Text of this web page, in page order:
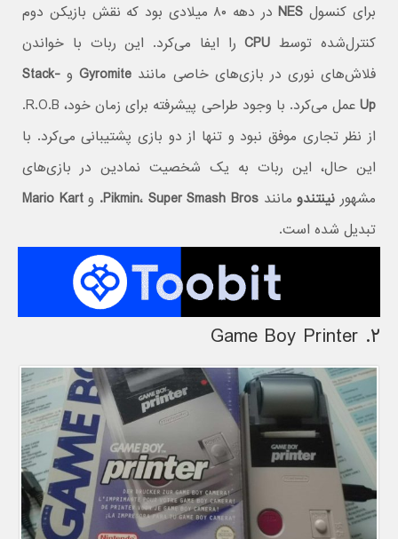
برای کنسول NES
در دهه ۸۰ میلادی بود که نقش بازیکن دوم
کنترل‌شده توسط CPUرا ایفا می‌کرد. این ربات با خواندن
فلاش‌های نوری در بازی‌های خاصی مانند Gyromiteو Stack-
Up
عمل می‌کرد. با وجود طراحی پیشرفته برای زمان خود، R.O.B.
از نظر تجاری موفق نبود و تنها از دو بازی پشتیبانی می‌کرد. با
این حال، این ربات به یک شخصیت نمادین در بازی‌های
مشهور نینتندومانند Pikmin، Super Smash Bros. وMario Kart
تبدیل شده است.
۲. Game Boy Printer